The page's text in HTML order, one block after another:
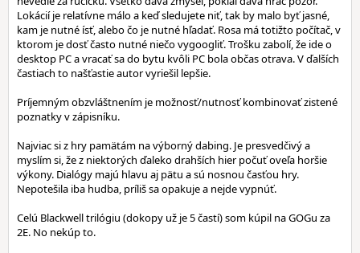
Lokácií je relatívne málo a keď sledujete niť, tak by malo byť jasné,
kam je nutné ísť, alebo čo je nutné hľadať. Rosa má totižto počítač, v
ktorom je dosť často nutné niečo vygoogliť. Trošku zabolí, že ide o
desktop PC a vracať sa do bytu kvôli PC bola občas otrava. V ďalších
častiach to našťastie autor vyriešil lepšie.
Príjemným obzvláštnením je možnosť/nutnosť kombinovať zistené
poznatky v zápisníku.
Najviac si z hry pamätám na výborný dabing. Je presvedčivý a
myslím si, že z niektorých ďaleko drahších hier počuť oveľa horšie
výkony. Dialógy majú hlavu aj pätu a sú nosnou časťou hry.
Nepotešila iba hudba, príliš sa opakuje a nejde vypnúť.
Celú Blackwell trilógiu (dokopy už je 5 častí) som kúpil na GOGu za
2E. No nekúp to.